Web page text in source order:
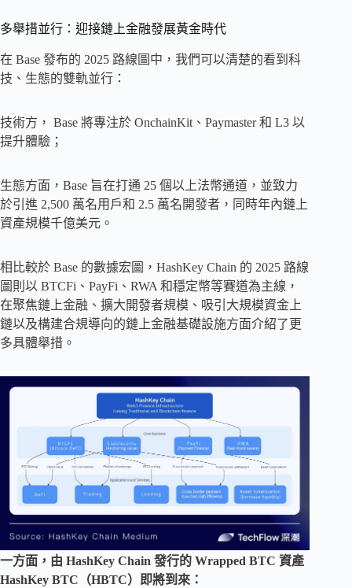
多舉措並行：迎接鏈上金融發展黃金時代
在 Base 發布的 2025 路線圖中，我們可以清楚的看到科
技、生態的雙軌並行：
技術方， Base 將專注於 OnchainKit、Paymaster 和 L3 以
提升體驗；
生態方面，Base 旨在打通 25 個以上法幣通道，並致力
於引進 2,500 萬名用戶和 2.5 萬名開發者，同時年內鏈上
資產規模千億美元。
相比較於 Base 的數據宏圖，HashKey Chain 的 2025 路線
圖則以 BTCFi、PayFi、RWA 和穩定幣等賽道為主線，
在聚焦鏈上金融、擴大開發者規模、吸引大規模資金上
鏈以及構建合規導向的鏈上金融基礎設施方面介紹了更
多具體舉措。
一方面，由 HashKey Chain 發行的 Wrapped BTC 資產
HashKey BTC（HBTC）即將到來：